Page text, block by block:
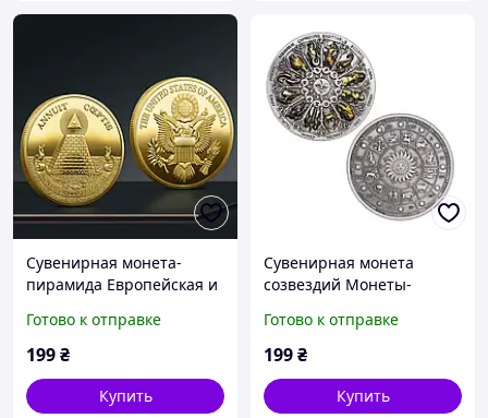
Сувенирная монета-
пирамида Европейская и
Божьего глаза
Готово к отправке
199₴
Купить
Сувенирная монета
созвездий Монеты-
богини
Готово к отправке
199₴
Купить